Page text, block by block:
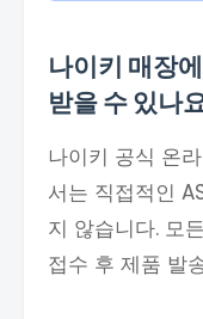
나이키 매장
받을 수 있나
나이키 공식 온
서는 직접적인
지 않습니다. 모
접수 후 제품 발